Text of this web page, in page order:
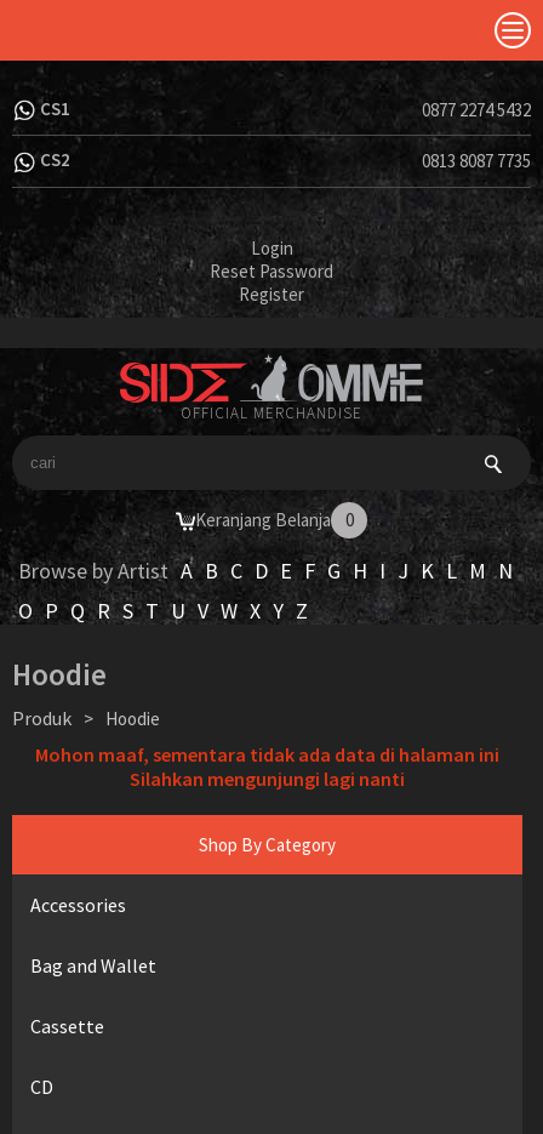
CS1 0877 2274 5432
CS2 0813 8087 7735
Login
Reset Password
Register
OFFICIAL MERCHANDISE
Keranjang Belanja 0
Browse by Artist A B C D E F G H I J K L M
N
O P Q R S T U V W X Y Z
Shop By Category
Accessories
Bag and Wallet
Cassette
CD
Hoodie
Produk > Hoodie
Mohon maaf, sementara tidak ada data di halaman ini
Silahkan mengunjungi lagi nanti